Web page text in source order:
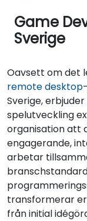
Game
Sverige
Oavsett om det
remote desktop
Sverige,
spelutveckling
organisation att
engagerande,
arbetar
transformerar
från initial